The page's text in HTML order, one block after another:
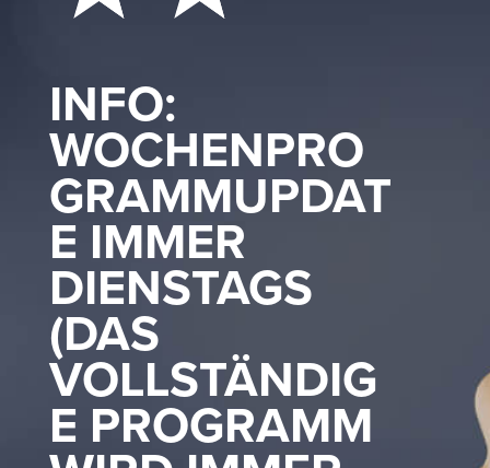
INFO:
WOCHENPRO
GRAMMUPDAT
E IMMER
DIENSTAGS
(DAS
VOLLSTÄNDIG
E PROGRAMM